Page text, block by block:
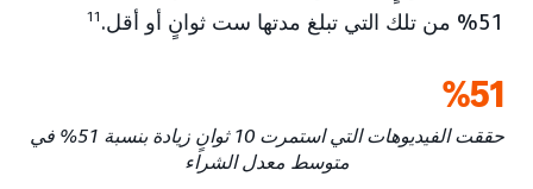
51% من تلك التي تبلغ مدتها ست ثوانٍ أو أقل.
11
51‏%
حققت الفيديوهات التي استمرت 10 ثوانٍ زيادة بنسبة 51% في
متوسط معدل الشراء